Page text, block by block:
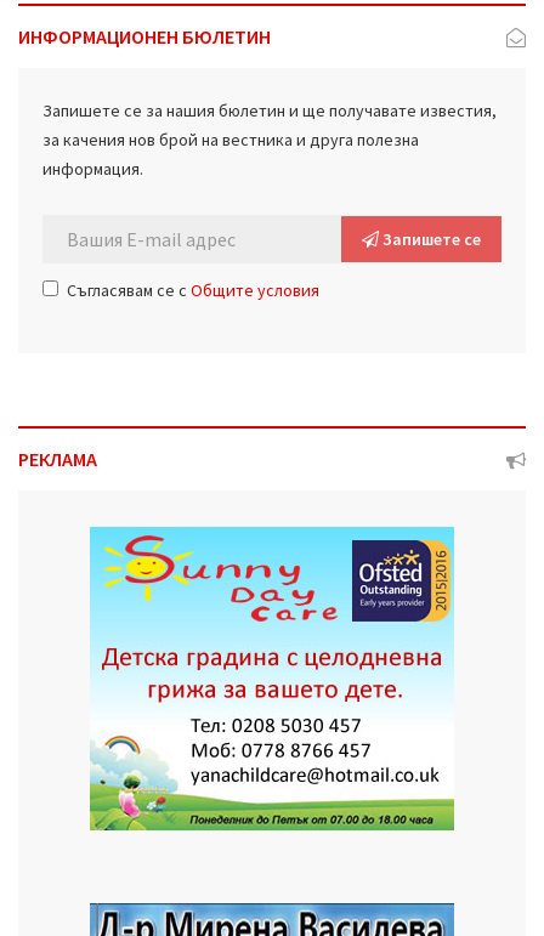
ИНФОРМАЦИОНЕН БЮЛЕТИН
Запишете се за нашия бюлетин и ще получавате известия,
за качения нов брой на вестника и друга полезна
информация.
Запишете се
Съгласявам се с Общите условия
РЕКЛАМА